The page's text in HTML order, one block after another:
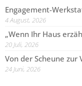
Engagement-
4 August, 2026
„Wenn Ihr Haus
20 Juli, 2026
Von der Scheune zur
24 Juni, 2026